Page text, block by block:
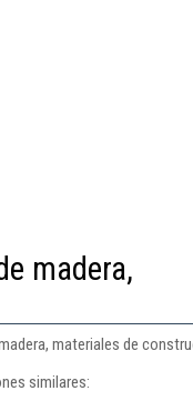
madera,
materiales de
similares: